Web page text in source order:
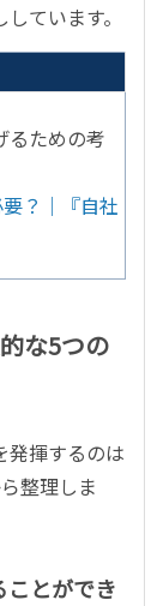
ています。
るための考
？｜『自社
な5つの
発揮するのは
整理しま
ことができ